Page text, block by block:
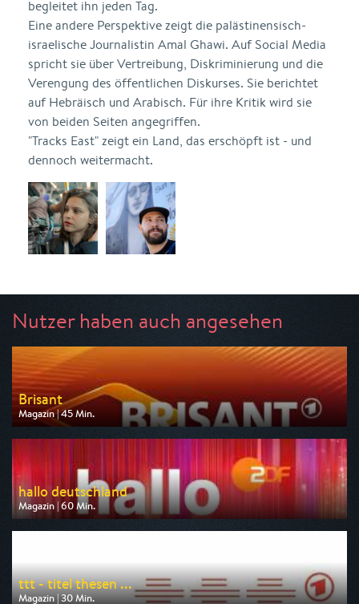
begleitet ihn jeden Tag.
Eine andere Perspektive zeigt die palästinensisch-
israelische Journalistin Amal Ghawi. Auf Social Media
spricht sie über Vertreibung, Diskriminierung und die
Verengung des öffentlichen Diskurses. Sie berichtet
auf Hebräisch und Arabisch. Für ihre Kritik wird sie
von beiden Seiten angegriffen.
"Tracks East" zeigt ein Land, das erschöpft ist - und
dennoch weitermacht.
Nutzer haben auch angesehen
Brisant
Magazin | 45 Min.
Ausgestrahlt von ARD
am 06.08.2026, 17:15
hallo deutschland
Magazin | 60 Min.
Ausgestrahlt von ZDF
am 06.08.2026, 17:10
ttt - titel thesen ...
Magazin | 30 Min.